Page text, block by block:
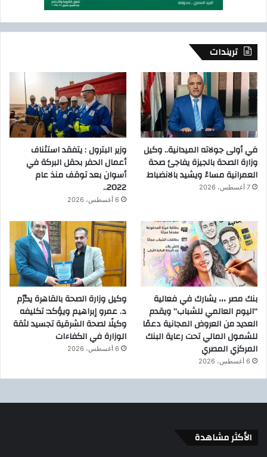
تريندات
في أولى جولاته الميدانية.. وكيل
وزارة الصحة بالجيزة يفاجئ صحة
العمرانية مساءً ويشيد بالانضباط
7 أغسطس، 2026
وزير البترول : يتفقد استئناف
أعمال الحفر بحقل البركة في
أسوان بعد توقف منذ عام
2022..
6 أغسطس، 2026
بنك مصر ،،، يشارك في فعالية
“اليوم العالمي للشباب” ويقدم
العديد من العروض المجانية دعمًا
للشمول المالي تحت رعاية البنك
المركزي المصري
6 أغسطس، 2026
وكيل وزارة الصحة بالقاهرة يكرّم
د. عمرو إبراهيم ويؤكد: تكليفه
وكيلًا لصحة الشرقية تجسيد لثقة
الوزارة في الكفاءات
6 أغسطس، 2026
الأكثر مشاهدة